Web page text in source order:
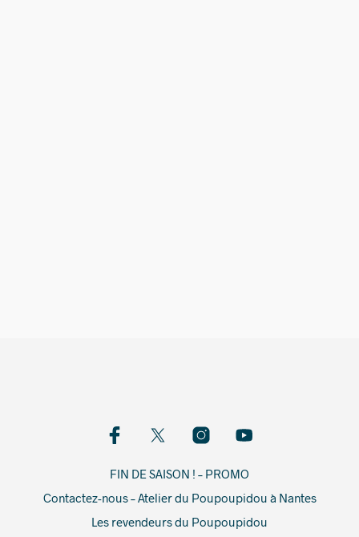
FIN DE SAISON ! – PROMO
Contactez-nous – Atelier du Poupoupidou à Nantes
Les revendeurs du Poupoupidou